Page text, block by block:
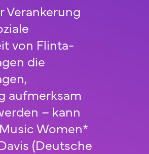
Verankerung
von Flinta-
die
aufmerksam
– kann
Women*
(Deutsche